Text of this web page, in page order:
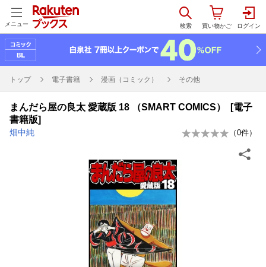
メニュー
トップ 電子書籍 漫画（コミック） その他
まんだら屋の良太 愛蔵版 18 （SMART COMICS） [電子
書籍版]
畑中純 （0件）